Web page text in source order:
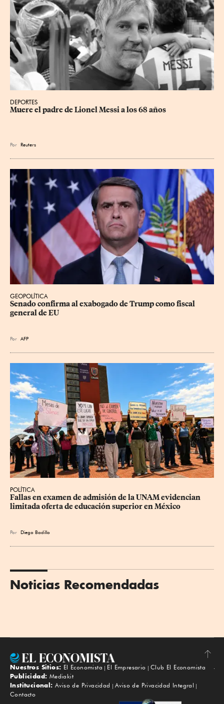
DEPORTES
Muere el padre de Lionel Messi a los 68 años
Por Reuters
GEOPOLÍTICA
Senado confirma al exabogado de Trump como fiscal
general de EU
Por AFP
POLÍTICA
Fallas en examen de admisión de la UNAM evidencian
limitada oferta de educación superior en México
Por Diego Badillo
Noticias Recomendadas
Subir
Nuestros Sitios: El Economista El Empresario
Club El Economista
Publicidad: Mediakit
Institucional: Aviso de Privacidad
Aviso de Privacidad Integral
Contacto